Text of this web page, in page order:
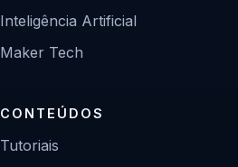
Inteligência Artificial
Maker Tech
CONTEÚDOS
Tutoriais